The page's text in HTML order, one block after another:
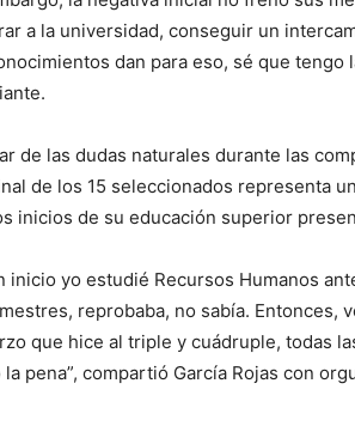
a la universidad, conseguir un
dan para eso, sé que tengo
de las dudas naturales durante las
de los 15 seleccionados representa
inicios de su educación superior
inicio yo estudié Recursos Humanos
reprobaba, no sabía. Entonces,
que hice al triple y cuádruple, todas
la pena”, compartió García Rojas con